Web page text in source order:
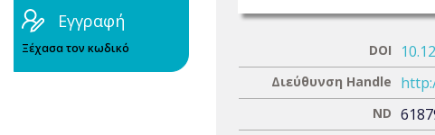
Εγγραφή
Ξέχασα τον κωδικό DOI
Διεύθυνση Handle
ND